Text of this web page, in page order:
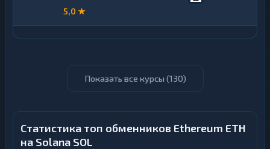
5,0 ★
Показать все курсы (130)
Статистика топ обменников Ethereum ETH
на Solana SOL